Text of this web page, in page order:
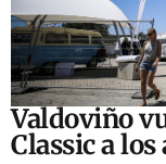
Valdoviño
Classic a